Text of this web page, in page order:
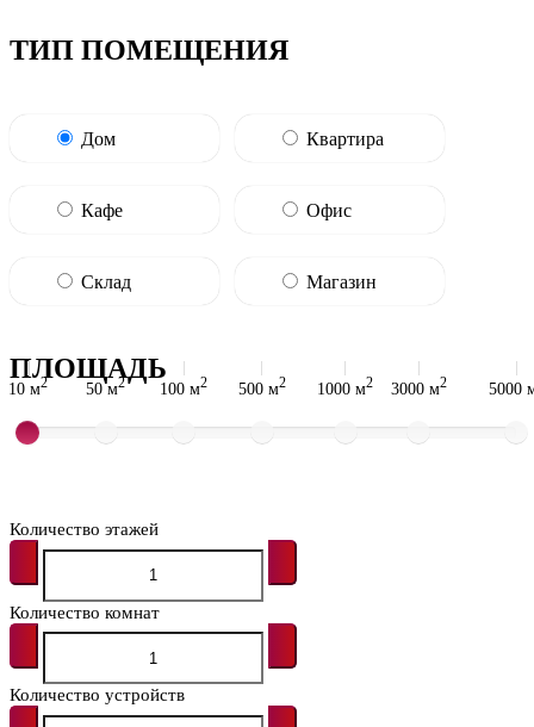
ТИП ПОМЕЩЕНИЯ
Дом Квартира
Кафе Офис
Склад Магазин
ПЛОЩАДЬ
10 м2 50 м2 100 м2 500 м2 1000 м2 3000 м2 5000
Количество этажей
Количество комнат
Количество устройств